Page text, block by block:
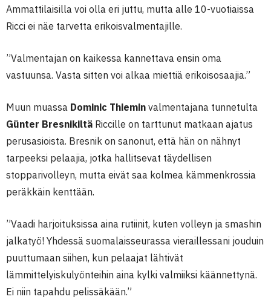
Ammattilaisilla voi olla eri juttu, mutta alle 10-vuotiaissa
Ricci ei näe tarvetta erikoisvalmentajille.
”Valmentajan on kaikessa kannettava ensin oma
vastuunsa. Vasta sitten voi alkaa miettiä erikoisosaajia.”
Muun muassa Dominic Thiemin valmentajana tunnetulta
Günter Bresnikiltä Riccille on tarttunut matkaan ajatus
perusasioista. Bresnik on sanonut, että hän on nähnyt
tarpeeksi pelaajia, jotka hallitsevat täydellisen
stopparivolleyn, mutta eivät saa kolmea kämmenkrossia
peräkkäin kenttään.
”Vaadi harjoituksissa aina rutiinit, kuten volleyn ja smashin
jalkatyö! Yhdessä suomalaisseurassa vieraillessani jouduin
puuttumaan siihen, kun pelaajat lähtivät
lämmittelyiskulyönteihin aina kylki valmiiksi käännettynä.
Ei niin tapahdu pelissäkään.”